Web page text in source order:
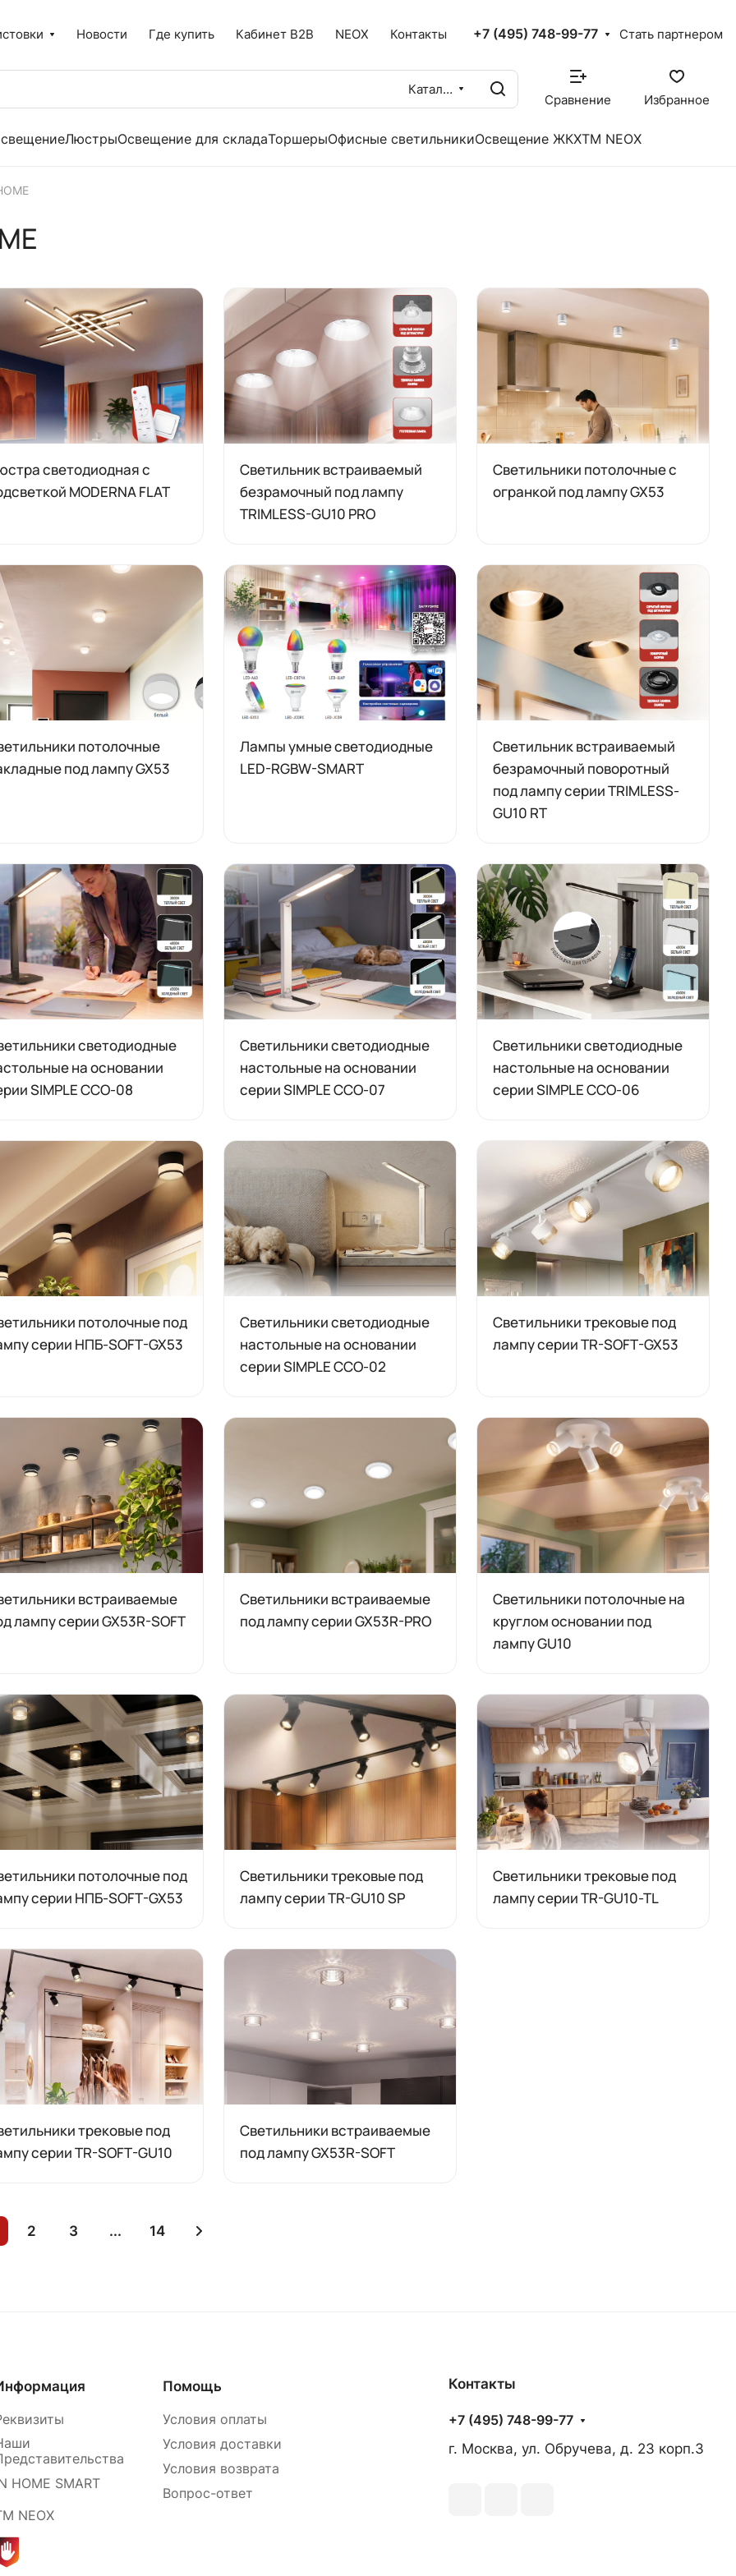
Новости Где купить Кабинет B2B NEOX Контакты +7 (495) 748-99-77 Стать партнером
Каталог
Сравнение Избранное
ЛюстрыОсвещение для складаТоршерыОфисные светильникиОсвещение ЖКХTM NEOX
светодиодная с
MODERNA FLAT
Светильник встраиваемый
безрамочный под лампу
TRIMLESS-GU10 PRO
Светильники потолочные с
огранкой под лампу GX53
потолочные
под лампу GX53
Лампы умные светодиодные
LED-RGBW-SMART
Светильник встраиваемый
безрамочный поворотный
под лампу серии TRIMLESS-
GU10 RT
светодиодные
на основании
SIMPLE CCO-08
Светильники светодиодные
настольные на основании
серии SIMPLE CCO-07
Светильники светодиодные
настольные на основании
серии SIMPLE CCO-06
потолочные под
серии НПБ-SOFT-GX53
Светильники светодиодные
настольные на основании
серии SIMPLE CCO-02
Светильники трековые под
лампу серии TR-SOFT-GX53
встраиваемые
лампу серии GX53R-SOFT
Светильники встраиваемые
под лампу серии GX53R-PRO
Светильники потолочные на
круглом основании под
лампу GU10
потолочные под
серии НПБ-SOFT-GX53
Светильники трековые под
лампу серии TR-GU10 SP
Светильники трековые под
лампу серии TR-GU10-TL
трековые под
серии TR-SOFT-GU10
Светильники встраиваемые
под лампу GX53R-SOFT
2 3 ... 14
HOME SMART
NEOX
Помощь
Условия оплаты
Условия доставки
Условия возврата
Вопрос-ответ
Контакты
+7 (495) 748-99-77
г. Москва, ул. Обручева, д. 23 корп.3